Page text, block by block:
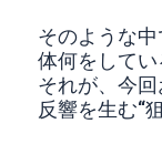
そのような
体何をしてい
それが、今
反響を生む“